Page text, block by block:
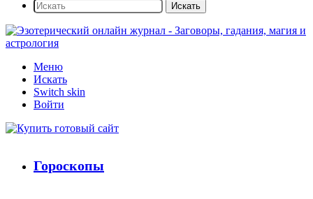
Искать
Меню
Искать
Switch skin
Войти
Гороскопы